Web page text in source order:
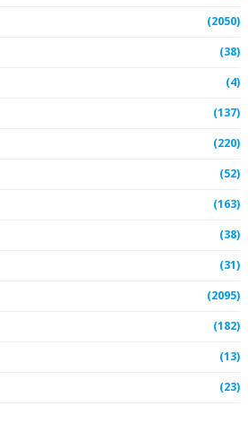
(2050)
(38)
(4)
(137)
(220)
(52)
(163)
(38)
(31)
(2095)
(182)
(13)
(23)